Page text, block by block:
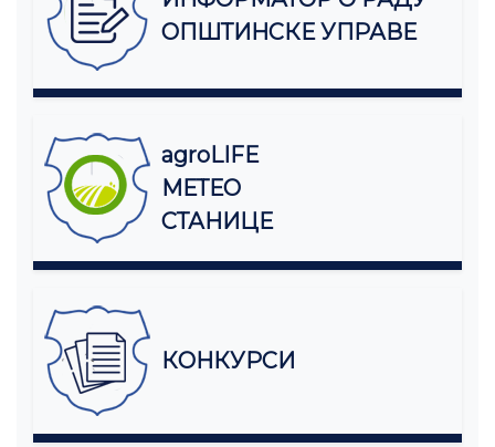
ОПШТИНСКЕ УПРАВЕ
agroLIFE
МЕТЕО
СТАНИЦЕ
КОНКУРСИ